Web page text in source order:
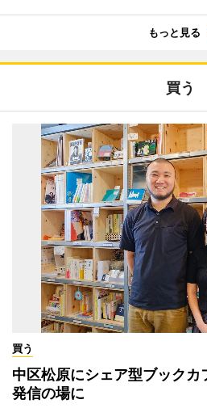
もっと見る
買う
買う
中区松原にシェア型ブック
発信の場に